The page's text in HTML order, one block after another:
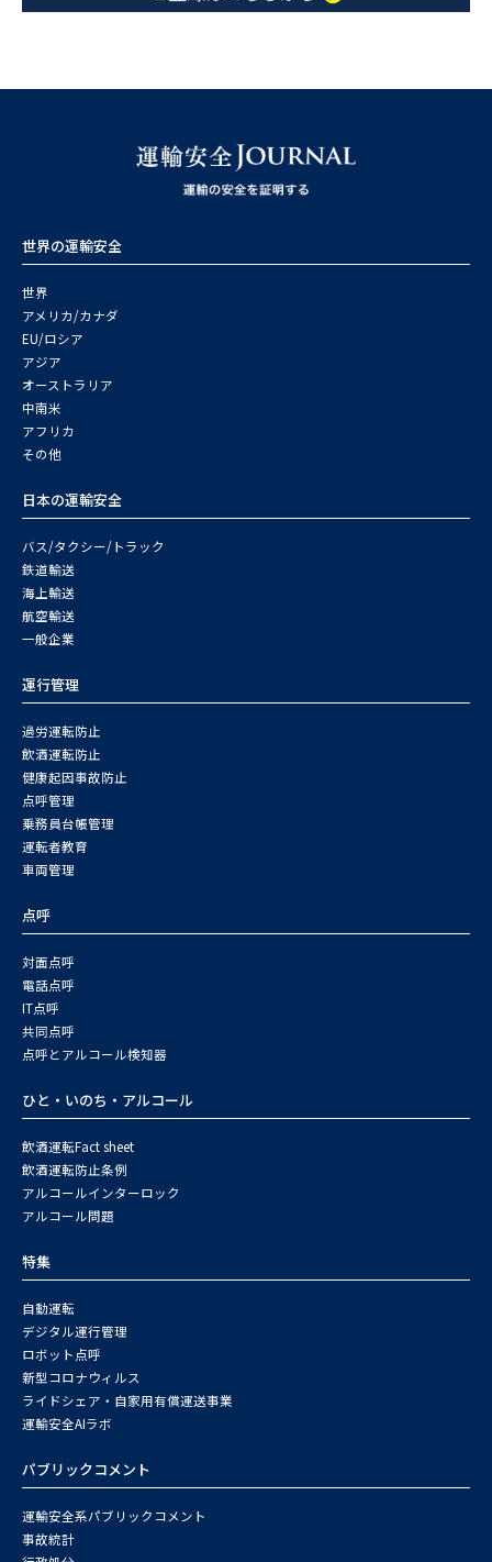
世界の運輸安全
世界
アメリカ/カナダ
EU/ロシア
アジア
オーストラリア
中南米
アフリカ
その他
日本の運輸安全
バス/タクシー/トラック
鉄道輸送
海上輸送
航空輸送
一般企業
運行管理
過労運転防止
飲酒運転防止
健康起因事故防止
点呼管理
乗務員台帳管理
運転者教育
車両管理
点呼
対面点呼
電話点呼
IT点呼
共同点呼
点呼とアルコール検知器
ひと・いのち・アルコール
飲酒運転Fact sheet
飲酒運転防止条例
アルコールインターロック
アルコール問題
特集
自動運転
デジタル運行管理
ロボット点呼
新型コロナウィルス
ライドシェア・自家用有償運送事業
運輸安全AIラボ
パブリックコメント
運輸安全系パブリックコメント
事故統計